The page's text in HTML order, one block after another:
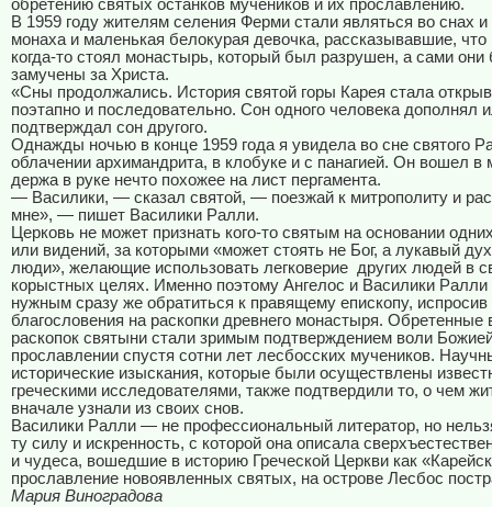
обретению святых останков мучеников и их прославлению.
В 1959 году жителям селения Ферми стали являться во снах
монаха и маленькая белокурая девочка, рассказывавшие, что
когда-то стоял монастырь, который был разрушен, а сами они
замучены за Христа.
«Сны продолжались. История святой горы Карея стала
поэтапно и последовательно. Сон одного человека дополнял
подтверждал сон другого.
Однажды ночью в конце 1959 года я увидела во сне святого
облачении архимандрита, в клобуке и с панагией. Он вошел в
держа в руке нечто похожее на лист пергамента.
— Василики, — сказал святой, — поезжай к митрополиту и
мне», — пишет Василики Ралли.
Церковь не может признать кого-то святым на основании
или видений, за которыми «может стоять не Бог, а лукавый
люди», желающие использовать легковерие других людей в
корыстных целях. Именно поэтому Ангелос и Василики Ралли
нужным сразу же обратиться к правящему епископу, испросив
благословения на раскопки древнего монастыря. Обретенные
раскопок святыни стали зримым подтверждением воли
прославлении спустя сотни лет лесбосских мучеников.
исторические изыскания, которые были осуществлены
греческими исследователями, также подтвердили то, о чем
вначале узнали из своих снов.
Василики Ралли — не профессиональный литератор, но
ту силу и искренность, с которой она описала
и чудеса, вошедшие в историю Греческой Церкви как
прославление новоявленных святых, на острове Лесбос
Мария Виноградова